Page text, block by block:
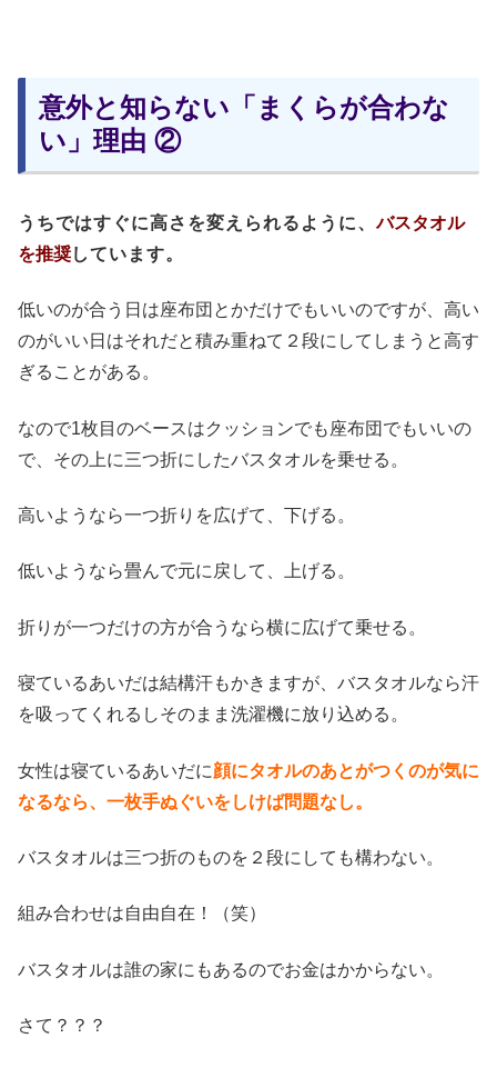
意外と知らない「まくらが合わな
い」理由 ②
うちではすぐに高さを変えられるように、バスタオル
を推奨しています。
低いのが合う日は座布団とかだけでもいいのですが、高い
のがいい日はそれだと積み重ねて２段にしてしまうと高す
ぎることがある。
なので1枚目のベースはクッションでも座布団でもいいの
で、その上に三つ折にしたバスタオルを乗せる。
高いようなら一つ折りを広げて、下げる。
低いようなら畳んで元に戻して、上げる。
折りが一つだけの方が合うなら横に広げて乗せる。
寝ているあいだは結構汗もかきますが、バスタオルなら汗
を吸ってくれるしそのまま洗濯機に放り込める。
女性は寝ているあいだに顔にタオルのあとがつくのが気に
なるなら、一枚手ぬぐいをしけば問題なし。
バスタオルは三つ折のものを２段にしても構わない。
組み合わせは自由自在！（笑）
バスタオルは誰の家にもあるのでお金はかからない。
さて？？？